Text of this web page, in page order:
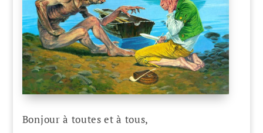
Bonjour à toutes et à tous,